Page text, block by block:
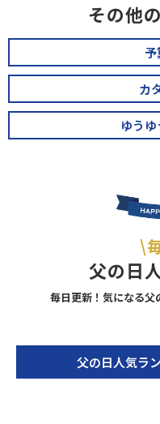
その他
カ
ゆう
\
父の日
毎日更新！気になる父
父の日人気ラ